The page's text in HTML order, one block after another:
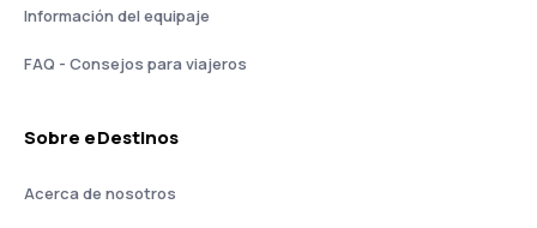
Información del equipaje
FAQ - Consejos para viajeros
Sobre eDestinos
Acerca de nosotros